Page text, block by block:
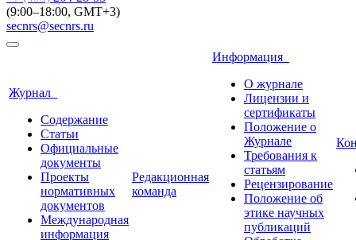
(9:00–18:00, GMT+3)
secnrs@secnrs.ru
Журнал
Содержание
Статьи
Официальные
документы
Проекты
нормативных
документов
Международная
информация
Редакционная
команда
Информация
О журнале
Лицензии и
сертификаты
Положение о
Журнале
Требования к
статьям
Рецензирование
Положение об
этике научных
публикаций